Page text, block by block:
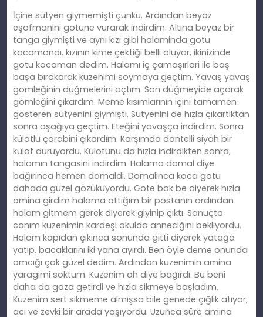
İçine sütyen giymemişti çünkü. Ardından beyaz
eşofmanini gotune vurarak indirdim. Altına beyaz bir
tanga giymişti ve aynı kızı gibi halaminda gotu
kocamandı. kızının kime çektiği belli oluyor, ikinizinde
gotu kocaman dedim. Halamı iç çamaşırlari ile baş
başa bırakarak kuzenimi soymaya geçtim. Yavaş yavaş
gömleğinin düğmelerini açtım. Son düğmeyide açarak
gömleğini çıkardım. Meme kısımlarının içini tamamen
gösteren sütyenini giymişti. Sütyenini de hızla çıkartiktan
sonra aşağıya geçtim. Eteğini yavaşça indirdim. Sonra
külotlu çorabini çıkardım. Karşımda dantelli siyah bir
külot duruyordu. Külotunu da hızla indirdikten sonra,
halamın tangasini indirdim. Halama domal diye
bağırınca hemen domaldi. Domalinca koca gotu
dahada güzel gözüküyordu. Gote bak be diyerek hızla
amina girdim halama attığım bir postanın ardından
halam gitmem gerek diyerek giyinip çıktı. Sonuçta
canım kuzenimin kardeşi okulda anneciğini bekliyordu.
Halam kapıdan çıkınca sonunda gitti diyerek yatağa
yatıp. bacaklarını iki yana ayırdı. Ben öyle deme onunda
amcığı çok güzel dedim. Ardından kuzenimin amina
yaragimi soktum. Kuzenim ah diye bağırdı. Bu beni
daha da gaza getirdi ve hızla sikmeye başladım.
Kuzenim sert sikmeme almışsa bile genede çığlık atıyor,
acı ve zevki bir arada yaşıyordu. Uzunca süre amina